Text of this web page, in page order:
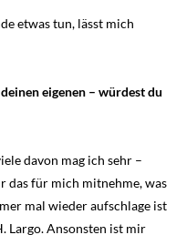
etwas tun, lässt mich
eigenen – würdest du
davon mag ich sehr –
das für mich mitnehme, was
mal wieder aufschlage ist
Largo. Ansonsten ist mir